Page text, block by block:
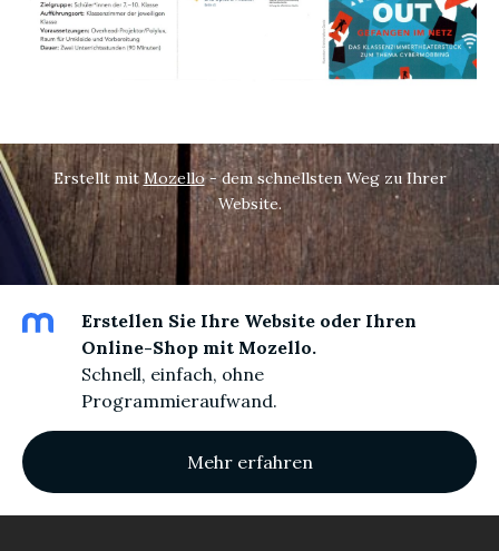
Erstellt mitMozello- dem schnellsten Weg zu Ihrer
Website.
Erstellen Sie Ihre Website oder Ihren
Online-Shop mit Mozello.
Schnell, einfach, ohne
Programmieraufwand.
Mehr erfahren